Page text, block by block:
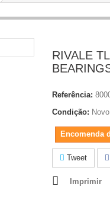
RIVALE
Referência:
Condição:
Encomenda
Tweet
Imprimir